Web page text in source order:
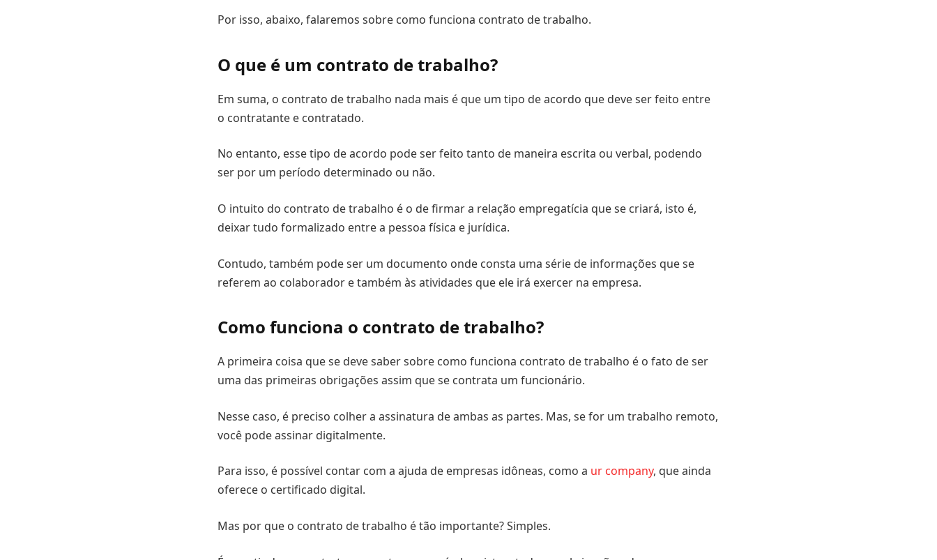
Por isso, abaixo, falaremos sobre como funciona contrato de trabalho.
O que é um contrato de trabalho?
Em suma, o contrato de trabalho nada mais é que um tipo de acordo que deve ser feito entre
o contratante e contratado.
No entanto, esse tipo de acordo pode ser feito tanto de maneira escrita ou verbal, podendo
ser por um período determinado ou não.
O intuito do contrato de trabalho é o de firmar a relação empregatícia que se criará, isto é,
deixar tudo formalizado entre a pessoa física e jurídica.
Contudo, também pode ser um documento onde consta uma série de informações que se
referem ao colaborador e também às atividades que ele irá exercer na empresa.
Como funciona o contrato de trabalho?
A primeira coisa que se deve saber sobre como funciona contrato de trabalho é o fato de ser
uma das primeiras obrigações assim que se contrata um funcionário.
Nesse caso, é preciso colher a assinatura de ambas as partes. Mas, se for um trabalho remoto,
você pode assinar digitalmente.
Para isso, é possível contar com a ajuda de empresas idôneas, como a ur company, que ainda
oferece o certificado digital.
Mas por que o contrato de trabalho é tão importante? Simples.